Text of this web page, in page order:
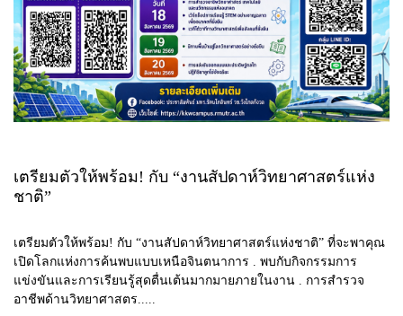
เตรียมตัวให้พร้อม! กับ “งานสัปดาห์วิทยาศาสตร์แห่ง
ชาติ”
เตรียมตัวให้พร้อม! กับ “งานสัปดาห์วิทยาศาสตร์แห่งชาติ” ที่จะพาคุณ
เปิดโลกแห่งการค้นพบแบบเหนือจินตนาการ . พบกับกิจกรรมการ
แข่งขันและการเรียนรู้สุดตื่นเต้นมากมายภายในงาน . การสำรวจ
อาชีพด้านวิทยาศาสตร.....